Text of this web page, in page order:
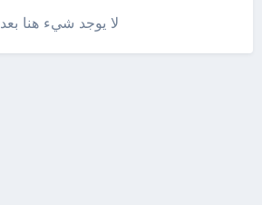
لا يوجد شيء هنا بعد